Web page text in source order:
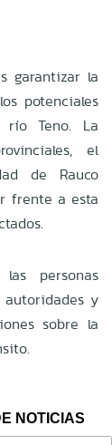
garantizar la
potenciales
río Teno. La
el
de Rauco
frente a esta
personas
autoridades y
sobre la
NOTICIAS